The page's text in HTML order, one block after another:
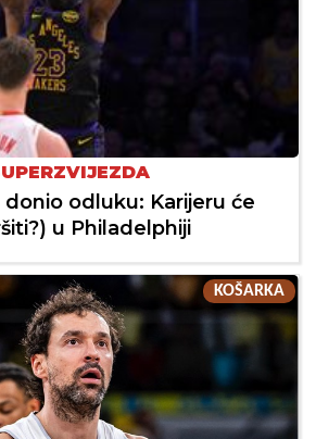
odluku: Karijeru će
u Philadelphiji
KOŠARKA